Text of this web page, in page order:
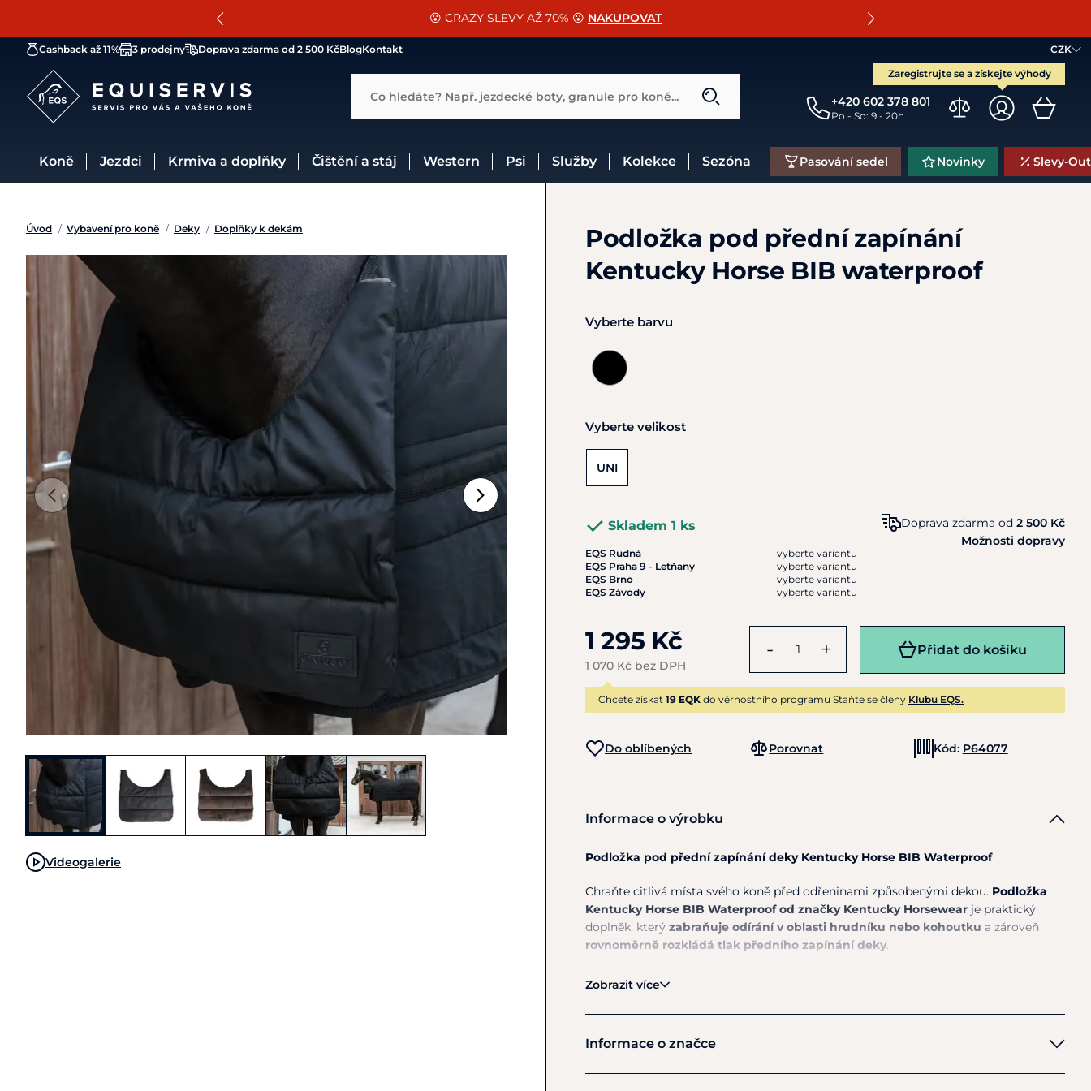
SLEVA 13% na vše od Cassini! CHCI SLEVU
😮 CRAZY SLEVY AŽ 70% 😮 NAKUPOVAT
📐Pasování a doplňky k vybraným sedlům ZDARMA 🐴
CZK
Zaregistrujte se a získejte výhody
+420 602 378 801
Po - So: 9 - 20h
Cashback až 11% 3 prodejny Doprava zdarma od 2 500 KčBlogKontakt
Co hledáte? Např. jezdecké boty, granule pro koně...
Koně Jezdci Krmiva a doplňky Čištění a stáj Western Psi Služby Kolekce Sezóna Pasování sedel Novinky Slevy-
Úvod / Vybavení pro koně / Deky / Doplňky k dekám
Videogalerie
Podložka pod přední zapínání
Kentucky Horse BIB waterproof
Vyberte barvu
Vyberte velikost
UNI
Skladem 1 ks
EQS Rudná
vyberte variantu
EQS Praha 9 - Letňany
vyberte variantu
EQS Brno
vyberte variantu
EQS Závody
vyberte variantu
Doprava zdarma od 2 500 Kč
Možnosti dopravy
1 295 Kč
1 070 Kč bez DPH
- + Přidat do košíku
Chcete získat 19 EQK do věrnostního programu Staňte se členy Klubu EQS.
Do oblíbených Porovnat Kód: P64077
Informace o výrobku
Podložka pod přední zapínání deky Kentucky Horse BIB Waterproof
Chraňte citlivá místa svého koně před odřeninami způsobenými dekou. Podložka
Kentucky Horse BIB Waterproof od značky Kentucky Horsewear je praktický
doplněk, který zabraňuje odírání v oblasti hrudníku nebo kohoutku a zároveň
rovnoměrně rozkládá tlak předního zapínání deky.
Díkyvoděodolnému vnějšímu materiálu
nebo nepromokavé deky.
Hlavní výhody
Zobrazit více
Informace o značce